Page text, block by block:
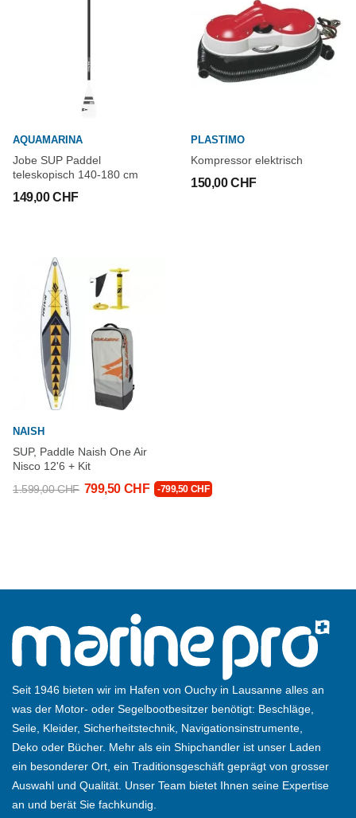
AQUAMARINA
Jobe SUP Paddel
teleskopisch 140-180 cm
149,00 CHF
PLASTIMO
Kompressor elektrisch
150,00 CHF
NAISH
SUP, Paddle Naish One Air
Nisco 12'6 + Kit
1.599,00 CHF 799,50 CHF -799,50 CHF
Seit 1946 bieten wir im Hafen von Ouchy in Lausanne alles an
was der Motor- oder Segelbootbesitzer benötigt: Beschläge,
Seile, Kleider, Sicherheitstechnik, Navigationsinstrumente,
Deko oder Bücher. Mehr als ein Shipchandler ist unser Laden
ein besonderer Ort, ein Traditionsgeschäft geprägt von grosser
Auswahl und Qualität. Unser Team bietet Ihnen seine Expertise
an und berät Sie fachkundig.